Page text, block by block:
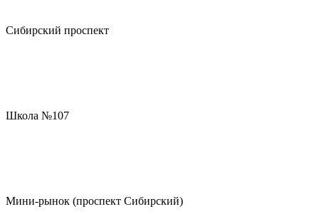
Сибирский проспект
Школа №107
Мини-рынок (проспект Сибирский)